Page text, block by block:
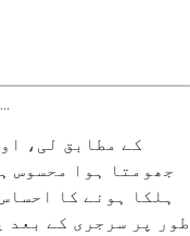
Dizziness From Medications Post Operative And Mental Health Causes
جھومتا ہوا محسوس
ہلکا ہونے کا
طور پر سرجری کے بعد